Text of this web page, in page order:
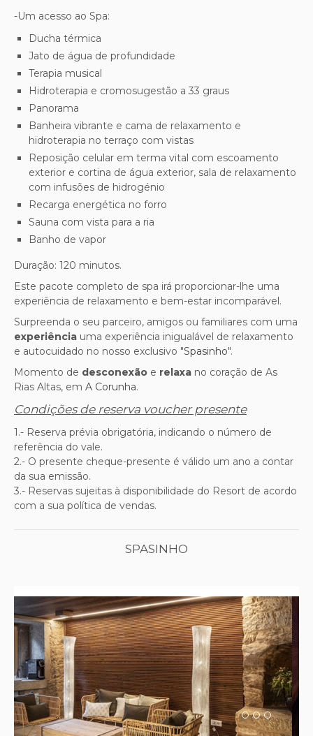
-Um acesso ao Spa:
Ducha térmica
Jato de água de profundidade
Terapia musical
Hidroterapia e cromosugestão a 33 graus
Panorama
Banheira vibrante e cama de relaxamento e
hidroterapia no terraço com vistas
Reposição celular em terma vital com escoamento
exterior e cortina de água exterior, sala de relaxamento
com infusões de hidrogénio
Recarga energética no forro
Sauna com vista para a ria
Banho de vapor
Duração: 120 minutos.
Este pacote completo de spa irá proporcionar-lhe uma
experiência de relaxamento e bem-estar incomparável.
Surpreenda o seu parceiro, amigos ou familiares com uma
experiência uma experiência inigualável de relaxamento
e autocuidado no nosso exclusivo "Spasinho".
Momento de desconexão e relaxa no coração de As
Rias Altas, em A Corunha.
Condições de reserva voucher presente
1.- Reserva prévia obrigatória, indicando o número de
referência do vale.
2.- O presente cheque-presente é válido um ano a contar
da sua emissão.
3.- Reservas sujeitas à disponibilidade do Resort de acordo
com a sua política de vendas.
SPASINHO
Previous Next